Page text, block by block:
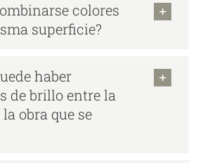
colores
superficie?
haber
de brillo entre la
obra que se